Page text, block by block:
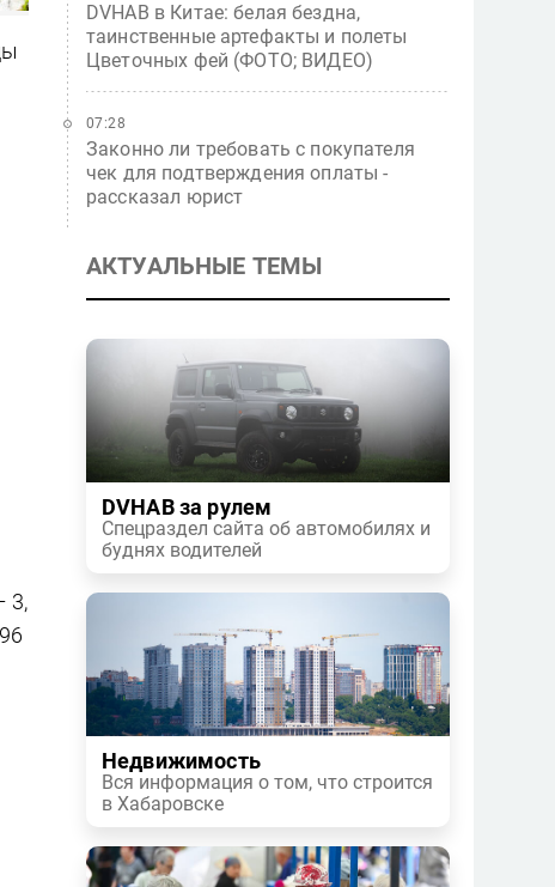
3,
DVHAB в Китае: белая бездна,
таинственные артефакты и полеты
Цветочных фей (ФОТО; ВИДЕО)
Законно ли требовать с покупателя
чек для подтверждения оплаты -
рассказал юрист
07:28
АКТУАЛЬНЫЕ ТЕМЫ
DVHAB за рулем
Спецраздел сайта об автомобилях и
буднях водителей
Недвижимость
Вся информация о том, что строится
в Хабаровске